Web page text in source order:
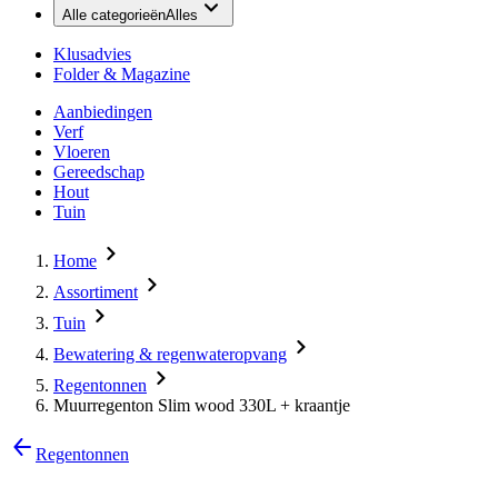
Alle categorieënAlles
Klusadvies
Folder & Magazine
Aanbiedingen
Verf
Vloeren
Gereedschap
Hout
Tuin
Home
Assortiment
Tuin
Bewatering & regenwateropvang
Regentonnen
Muurregenton Slim wood 330L + kraantje
Regentonnen